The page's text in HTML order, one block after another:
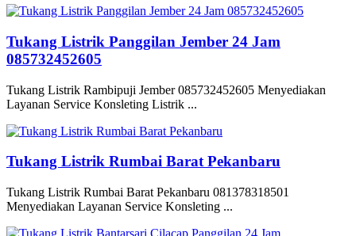
Tukang Listrik Panggilan Jember 24 Jam
085732452605
Tukang Listrik Rambipuji Jember 085732452605 Menyediakan
Layanan Service Konsleting Listrik ...
Tukang Listrik Rumbai Barat Pekanbaru
Tukang Listrik Rumbai Barat Pekanbaru 081378318501
Menyediakan Layanan Service Konsleting ...